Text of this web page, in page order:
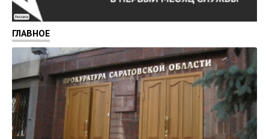
Реклама
ГЛАВНОЕ